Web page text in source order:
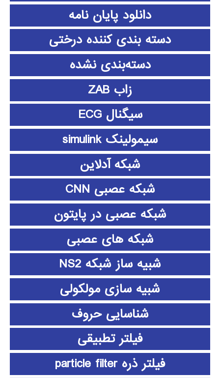
دانلود پايان نامه
دسته بندی کننده درختی
دسته‌بندی نشده
زاب ZAB
سیگنال ECG
سیمولینک simulink
شبکه آدلاین
شبکه عصبی CNN
شبکه عصبی در پایتون
شبکه های عصبی
شبیه ساز شبکه NS2
شبیه سازی مولکولی
شناسایی حروف
فیلتر تطبیقی
فیلتر ذره particle filter